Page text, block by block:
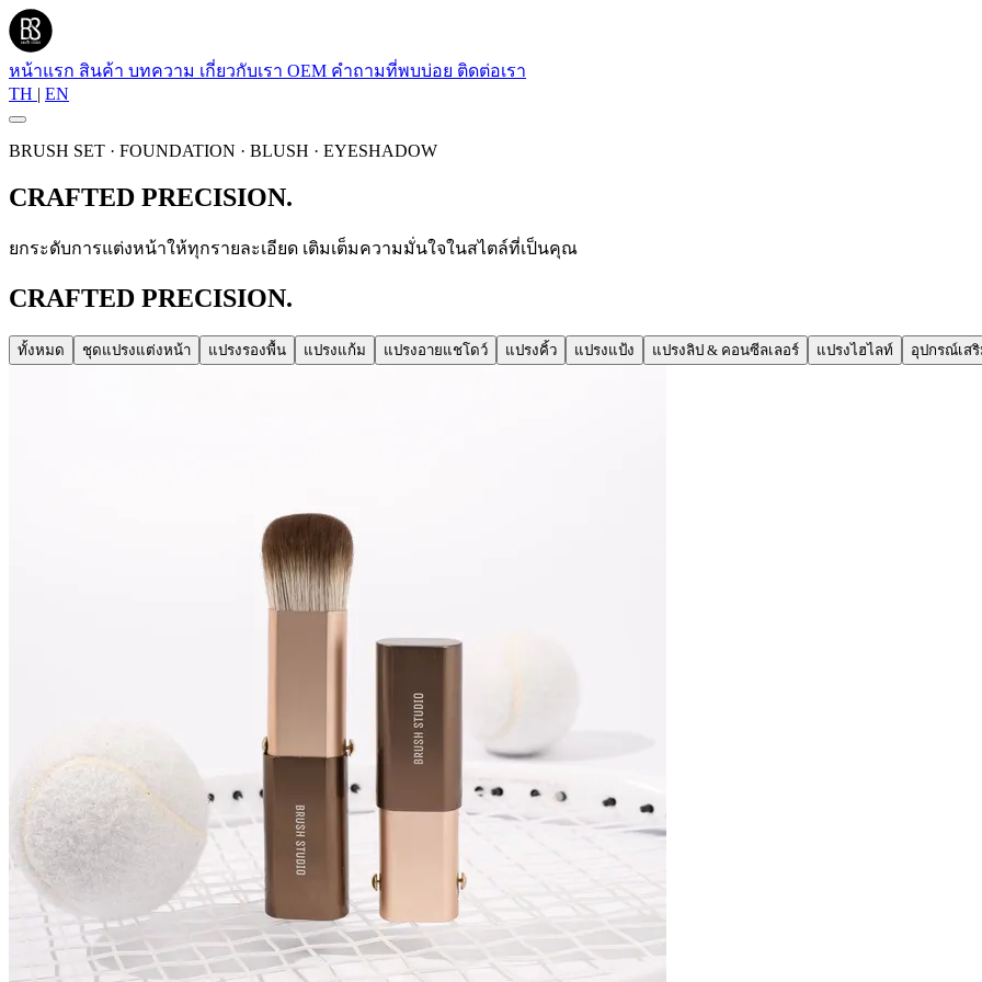
หน้าแรก สินค้า บทความ เกี่ยวกับเรา OEM คำถามที่พบบ่อย ติดต่อเรา
TH | EN
BRUSH SET · FOUNDATION · BLUSH · EYESHADOW
CRAFTED PRECISION.
ยกระดับการแต่งหน้าให้ทุกรายละเอียด เติมเต็มความมั่นใจในสไตล์ที่เป็นคุณ
CRAFTED PRECISION.
ทั้งหมด ชุดแปรงแต่งหน้า แปรงรองพื้น แปรงแก้ม แปรงอายแชโดว์ แปรงคิ้ว แปรงแป้ง แปรงลิป & คอนซีลเลอร์ แปรงไฮไลท์ อุปกรณ์เส